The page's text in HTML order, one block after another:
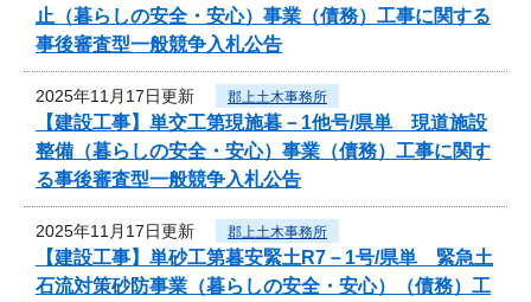
止（暮らしの安全・安心）事業（債務）工事に関する
事後審査型一般競争入札公告
2025年11月17日更新 郡上土木事務所
【建設工事】単交工第現施暮－1他号/県単 現道施設
整備（暮らしの安全・安心）事業（債務）工事に関す
る事後審査型一般競争入札公告
2025年11月17日更新 郡上土木事務所
【建設工事】単砂工第暮安緊土R7－1号/県単 緊急土
石流対策砂防事業（暮らしの安全・安心）（債務）工